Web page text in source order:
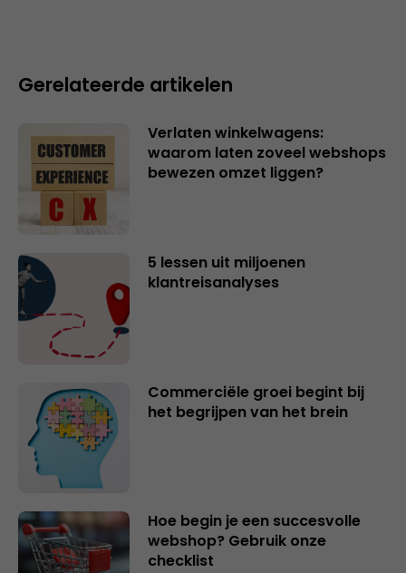
Gerelateerde artikelen
Verlaten winkelwagens:
waarom laten zoveel webshops
bewezen omzet liggen?
5 lessen uit miljoenen
klantreisanalyses
Commerciële groei begint bij
het begrijpen van het brein
Hoe begin je een succesvolle
webshop? Gebruik onze
checklist